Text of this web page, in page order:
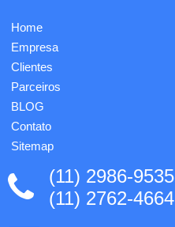
em uma
cor já
in...
Home
Empresa
Clientes
Parceiros
BLOG
Contato
Sitemap
(11) 2986-9535
(11) 2762-4664